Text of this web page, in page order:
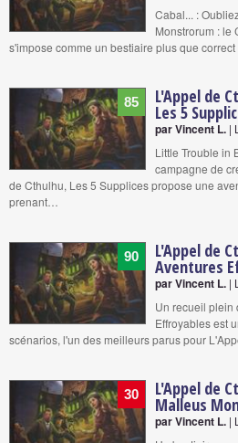
Cabal... :
Monstrorum : le
s'impose comme un bestiaire plus que
85 L'Appel de
Les 5
par Vincent L. |
Little Trouble in
campagne de
de Cthulhu, Les 5 Supplices propose une
prenant…
90 L'Appel de
Aventures
par Vincent L. |
Un recueil plein
Effroyables est
scénarios, l'un des meilleurs parus pour
30 L'Appel de
Malleus
par Vincent L. |